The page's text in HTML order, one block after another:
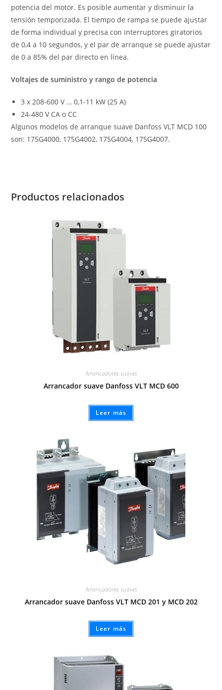
potencia del motor. Es posible aumentar y disminuir la
tensión temporizada. El tiempo de rampa se puede ajustar
de forma individual y precisa con interruptores giratorios
de 0,4 a 10 segundos, y el par de arranque se puede ajustar
de 0 a 85% del par directo en línea.
Voltajes de suministro y rango de potencia
3 x 208-600 V … 0,1-11 kW (25 A)
24-480 V CA o CC
Algunos modelos de arranque suave Danfoss VLT MCD 100
son: 175G4000, 175G4002, 175G4004, 175G4007.
Productos relacionados
Arrancadores suaves
Arrancador suave Danfoss VLT MCD 600
Leer más
Arrancadores suaves
Arrancador suave Danfoss VLT MCD 201 y MCD 202
Leer más